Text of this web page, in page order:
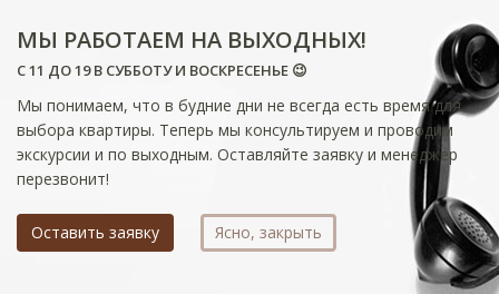
МЫ РАБОТАЕМ НА ВЫХОДНЫХ!
С 11 ДО 19 В СУББОТУ И ВОСКРЕСЕНЬЕ 😉
Мы понимаем, что в будние дни не всегда есть время для
выбора квартиры. Теперь мы консультируем и проводим
экскурсии и по выходным. Оставляйте заявку и менеджер
перезвонит!
Оставить заявку Ясно, закрыть